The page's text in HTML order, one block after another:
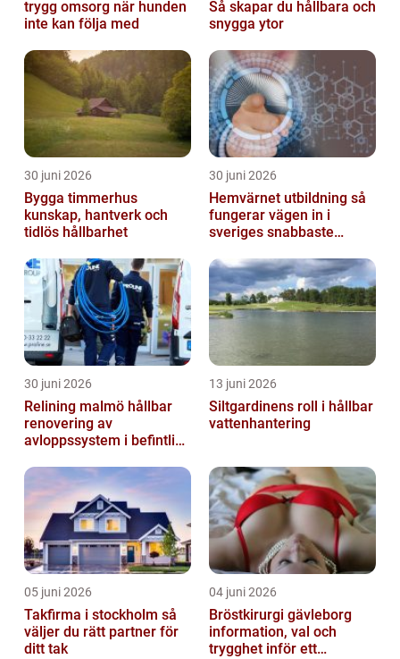
trygg omsorg när hunden
inte kan följa med
Så skapar du hållbara och
snygga ytor
30 juni 2026
Bygga timmerhus
kunskap, hantverk och
tidlös hållbarhet
30 juni 2026
Hemvärnet utbildning så
fungerar vägen in i
sveriges snabbaste
30 juni 2026
Relining malmö hållbar
renovering av
avloppssystem i befintliga
13 juni 2026
Siltgardinens roll i hållbar
vattenhantering
05 juni 2026
Takfirma i stockholm så
väljer du rätt partner för
ditt tak
04 juni 2026
Bröstkirurgi gävleborg
information, val och
trygghet inför ett